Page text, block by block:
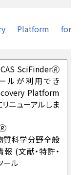
Platform for
SciFinder🄬
ルが利用でき
Platform
ニューアルしま
科学分野全般
(文献・特許・
ール